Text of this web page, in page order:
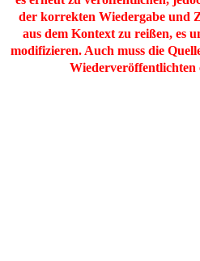
der korrekten Wiedergabe und
aus dem Kontext zu reißen, es
modifizieren. Auch muss die